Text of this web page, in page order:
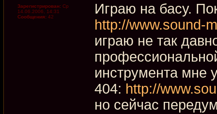
Зарегистрирован: Ср
14.06.2006, 14:31
Сообщения: 42
Играю на басу.
http://www.sound-
играю не так
инструмента мне
404: http://
но сейчас